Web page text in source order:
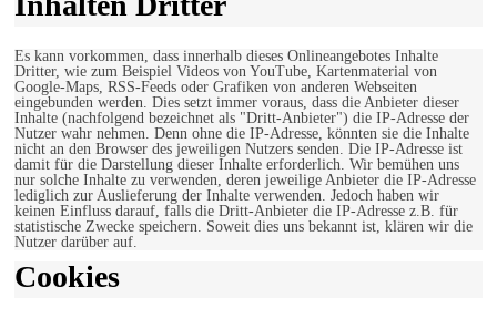
Es kann vorkommen, dass innerhalb dieses Onlineangebotes Inhalte
Dritter, wie zum Beispiel Videos von YouTube, Kartenmaterial von
Google-Maps, RSS-Feeds oder Grafiken von anderen Webseiten
eingebunden werden. Dies setzt immer voraus, dass die Anbieter dieser
Inhalte (nachfolgend bezeichnet als "Dritt-Anbieter") die IP-Adresse der
Nutzer wahr nehmen. Denn ohne die IP-Adresse, könnten sie die Inhalte
nicht an den Browser des jeweiligen Nutzers senden. Die IP-Adresse ist
damit für die Darstellung dieser Inhalte erforderlich. Wir bemühen uns
nur solche Inhalte zu verwenden, deren jeweilige Anbieter die IP-Adresse
lediglich zur Auslieferung der Inhalte verwenden. Jedoch haben wir
keinen Einfluss darauf, falls die Dritt-Anbieter die IP-Adresse z.B. für
statistische Zwecke speichern. Soweit dies uns bekannt ist, klären wir die
Nutzer darüber auf.
Cookies